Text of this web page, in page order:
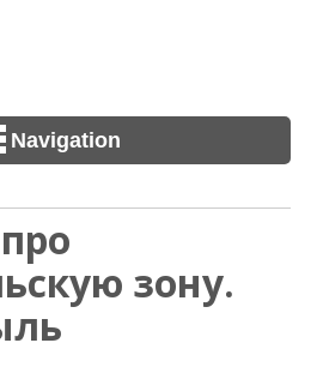
Navigation
зону.